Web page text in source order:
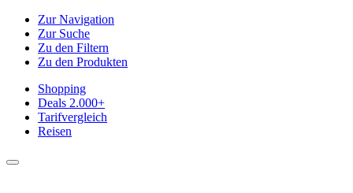
Zur Navigation
Zur Suche
Zu den Filtern
Zu den Produkten
Shopping
Deals 2.000+
Tarifvergleich
Reisen